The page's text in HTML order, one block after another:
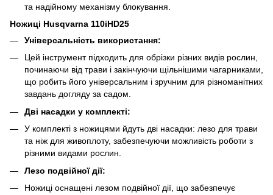
та надійному механізму блокування.
Ножиці Husqvarna 110iHD25
Універсальність використання:
Цей інструмент підходить для обрізки різних видів рослин,
починаючи від трави і закінчуючи щільнішими чагарниками,
що робить його універсальним і зручним для різноманітних
завдань догляду за садом.
Дві насадки у комплекті:
У комплекті з ножицями йдуть дві насадки: лезо для трави
та ніж для живоплоту, забезпечуючи можливість роботи з
різними видами рослин.
Лезо подвійної дії:
Ножиці оснащені лезом подвійної дії, що забезпечує